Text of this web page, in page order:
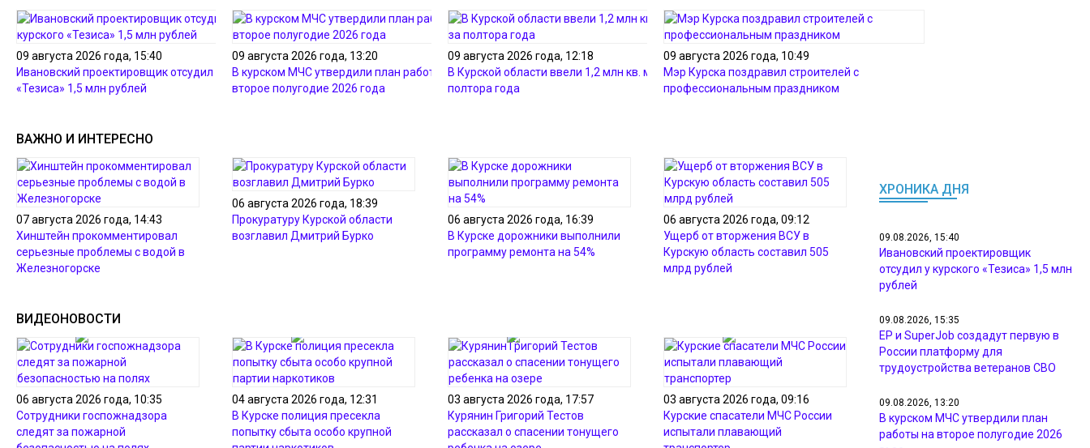
09 августа 2026 года, 15:40
Ивановский проектировщик отсудил у курского
«Тезиса» 1,5 млн рублей
09 августа 2026 года, 13:20
В курском МЧС утвердили план работы на
второе полугодие 2026 года
09 августа 2026 года, 12:18
В Курской области ввели 1,2 млн кв. м жилья за
полтора года
09 августа 2026 года, 10:49
Мэр Курска поздравил строителей с
профессиональным праздником
ВАЖНО И ИНТЕРЕСНО
07 августа 2026 года, 14:43
Хинштейн прокомментировал
серьезные проблемы с водой в
Железногорске
06 августа 2026 года, 18:39
Прокуратуру Курской области
возглавил Дмитрий Бурко
06 августа 2026 года, 16:39
В Курске дорожники выполнили
программу ремонта на 54%
06 августа 2026 года, 09:12
Ущерб от вторжения ВСУ в
Курскую область составил 505
млрд рублей
ВИДЕОНОВОСТИ
06 августа 2026 года, 10:35
Сотрудники госпожнадзора
следят за пожарной
04 августа 2026 года, 12:31
В Курске полиция пресекла
попытку сбыта особо крупной
03 августа 2026 года, 17:57
Курянин Григорий Тестов
рассказал о спасении тонущего
03 августа 2026 года, 09:16
Курские спасатели МЧС России
испытали плавающий
ХРОНИКА ДНЯ
09.08.2026, 15:40
Ивановский проектировщик
отсудил у курского «Тезиса» 1,5 млн
рублей
09.08.2026, 15:35
ЕР и SuperJob создадут первую в
России платформу для
трудоустройства ветеранов СВО
09.08.2026, 13:20
В курском МЧС утвердили план
работы на второе полугодие 2026